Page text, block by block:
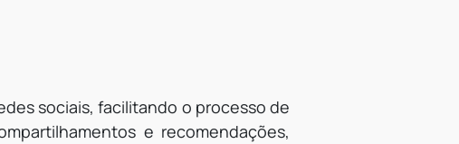
sociais, facilitando o processo de
e recomendações,